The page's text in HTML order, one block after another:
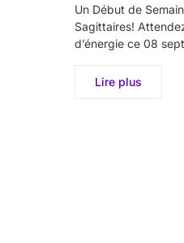
Un Début de
Sagittaires!
d’énergie ce 08
Lire plus